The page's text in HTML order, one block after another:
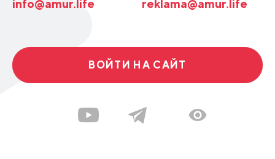
info@amur.life reklama@amur.life
ВОЙТИ НА САЙТ